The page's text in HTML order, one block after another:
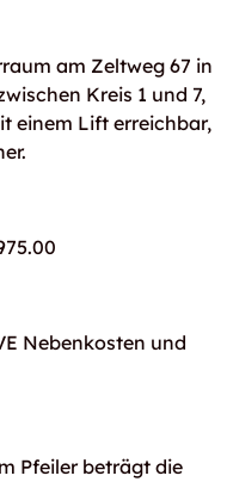
am Zeltweg 67 in
Kreis 1 und 7,
einem Lift erreichbar,
Nebenkosten und
Pfeiler beträgt die